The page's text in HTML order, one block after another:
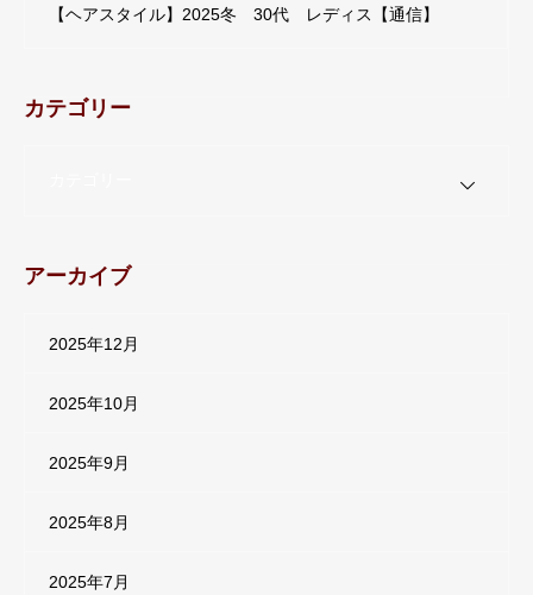
【ヘアスタイル】2025冬 30代 レディス【通信】
カテゴリー
アーカイブ
2025年12月
2025年10月
2025年9月
2025年8月
2025年7月